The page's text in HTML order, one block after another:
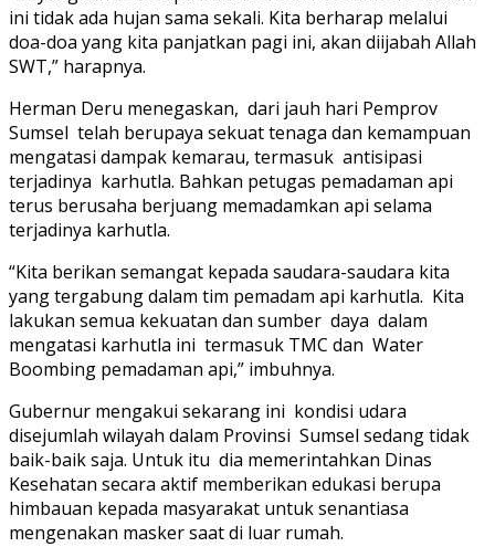
ini tidak ada hujan sama sekali. Kita berharap melalui
doa-doa yang kita panjatkan pagi ini, akan diijabah Allah
SWT,” harapnya.
Herman Deru menegaskan, dari jauh hari Pemprov
Sumsel telah berupaya sekuat tenaga dan kemampuan
mengatasi dampak kemarau, termasuk antisipasi
terjadinya karhutla. Bahkan petugas pemadaman api
terus berusaha berjuang memadamkan api selama
terjadinya karhutla.
“Kita berikan semangat kepada saudara-saudara kita
yang tergabung dalam tim pemadam api karhutla. Kita
lakukan semua kekuatan dan sumber daya dalam
mengatasi karhutla ini termasuk TMC dan Water
Boombing pemadaman api,” imbuhnya.
Gubernur mengakui sekarang ini kondisi udara
disejumlah wilayah dalam Provinsi Sumsel sedang tidak
baik-baik saja. Untuk itu dia memerintahkan Dinas
Kesehatan secara aktif memberikan edukasi berupa
himbauan kepada masyarakat untuk senantiasa
mengenakan masker saat di luar rumah.